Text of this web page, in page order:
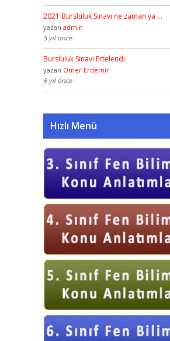
2021 Bursluluk Sınavı ne zaman ya …
yazan admin
5 yıl önce
Bursluluk Sınavı Ertelendi
yazan Ömer Erdemir
5 yıl önce
Hızlı Menü